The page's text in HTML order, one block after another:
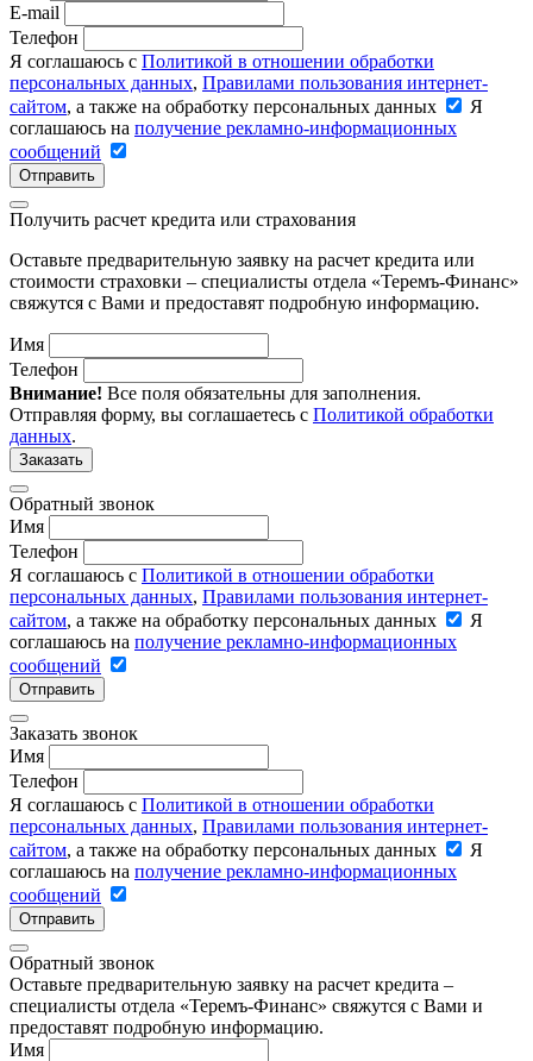
E-mail
Телефон
Я соглашаюсь с Политикой в отношении обработки
персональных данных, Правилами пользования интернет-
сайтом, а также на обработку персональных данных
Я
соглашаюсь на получение рекламно-информационных
сообщений
Отправить
Получить расчет кредита или страхования
Оставьте предварительную заявку на расчет кредита или
стоимости страховки – специалисты отдела «Теремъ-Финанс»
свяжутся с Вами и предоставят подробную информацию.
Имя
Телефон
Внимание! Все поля обязательны для заполнения.
Отправляя форму, вы соглашаетесь с Политикой обработки
данных.
Заказать
Обратный звонок
Имя
Телефон
Я соглашаюсь с Политикой в отношении обработки
персональных данных, Правилами пользования интернет-
сайтом, а также на обработку персональных данных
Я
соглашаюсь на получение рекламно-информационных
сообщений
Отправить
Заказать звонок
Имя
Телефон
Я соглашаюсь с Политикой в отношении обработки
персональных данных, Правилами пользования интернет-
сайтом, а также на обработку персональных данных
Я
соглашаюсь на получение рекламно-информационных
сообщений
Отправить
Обратный звонок
Оставьте предварительную заявку на расчет кредита –
специалисты отдела «Теремъ-Финанс» свяжутся с Вами и
предоставят подробную информацию.
Имя